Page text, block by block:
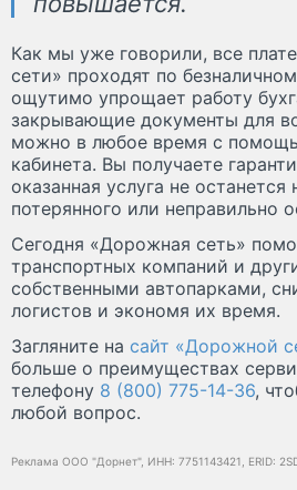
Как мы уже говорили, все
сети» проходят по
ощутимо упрощает работу
закрывающие документы для
можно в любое время с
кабинета. Вы получаете
оказанная услуга не останется
потерянного или неправильно
Сегодня «Дорожная сеть»
транспортных компаний и
собственными автопарками,
логистов и экономя их время.
Загляните на сайт «Дорожной
больше о преимуществах
телефону 8 (800) 775-14-36,
любой вопрос.
Реклама ООО "Дорнет", ИНН: 7751143421, ERID: